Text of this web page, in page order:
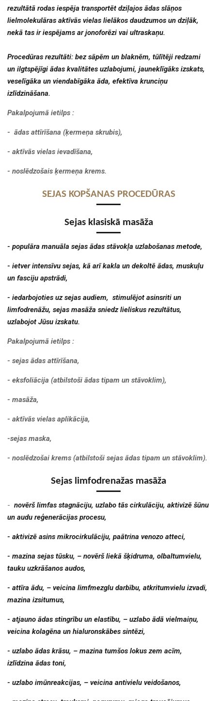
rezultātā rodas iespēja transportēt dziļajos ādas slāņos
lielmolekulāras aktīvās vielas lielākos daudzumos un dziļāk,
nekā tas ir iespējams ar jonoforēzi vai ultraskaņu.
Procedūras rezultāti: bez sāpēm un blaknēm, tūlītēji redzami
un ilgtspējīgi ādas kvalitātes uzlabojumi, jauneklīgāks izskats,
veselīgāka un viendabīgāka āda, efektīva krunciņu
izlīdzināšana.
Pakalpojumā ietilps :
- ādas attīrīšana (ķermeņa skrubis),
- aktīvās vielas ievadīšana,
- noslēdzošais ķermeņa krems.
SEJAS KOPŠANAS PROCEDŪRAS
Sejas klasiskā masāža
- populāra manuāla sejas ādas stāvokļa uzlabošanas metode,
- ietver intensīvu sejas, kā arī kakla un dekoltē ādas, muskuļu
un fasciju apstrādi,
- iedarbojoties uz sejas audiem, stimulējot asinsriti un
limfodrenāžu, sejas masāža sniedz lieliskus rezultātus,
uzlabojot Jūsu izskatu.
Pakalpojumā ietilps :
- sejas ādas attīrīšana,
- eksfoliācija (atbilstoši ādas tipam un stāvoklim),
- masāža,
- aktīvās vielas aplikācija,
-sejas maska,
- noslēdzošai krems (atbilstoši sejas ādas tipam un stāvoklim).
Sejas limfodrenažas masāža
- novērš limfas stagnāciju, uzlabo tās cirkulāciju, aktivizē šūnu
un audu reģenerācijas procesu,
- aktivizē asins mikrocirkulāciju, paātrina venozo atteci,
- mazina sejas tūsku, – novērš liekā šķidruma, olbaltumvielu,
tauku uzkrāšanos audos,
- attīra ādu, – veicina limfmezglu darbību, atkritumvielu izvadi,
mazina izsitumus,
- atjauno ādas stingrību un elastību, – uzlabo ādā vielmaiņu,
veicina kolagēna un hialuronskābes sintēzi,
- uzlabo ādas krāsu, – mazina tumšos lokus zem acīm,
izlīdzina ādas toni,
- uzlabo imūnreakcijas, – veicina antivielu veidošanos,